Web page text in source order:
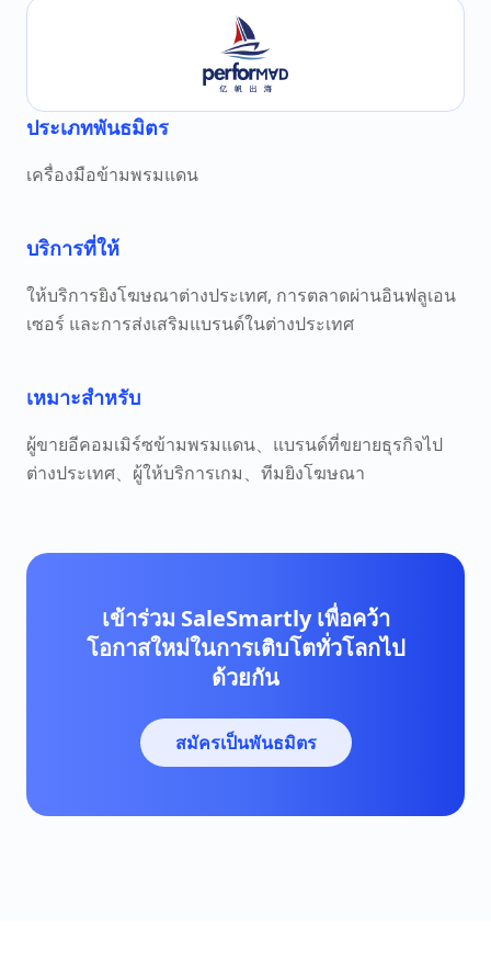
ประเภทพันธมิตร
เครื่องมือข้ามพรมแดน
บริการที่ให้
ให้บริการยิงโฆษณาต่างประเทศ, การตลาดผ่านอินฟลูเอน
เซอร์ และการส่งเสริมแบรนด์ในต่างประเทศ
เหมาะสำหรับ
ผู้ขายอีคอมเมิร์ซข้ามพรมแดน、แบรนด์ที่ขยายธุรกิจไป
ต่างประเทศ、ผู้ให้บริการเกม、ทีมยิงโฆษณา
เข้าร่วม SaleSmartly เพื่อคว้า
โอกาสใหม่ในการเติบโตทั่วโลกไป
ด้วยกัน
สมัครเป็นพันธมิตร